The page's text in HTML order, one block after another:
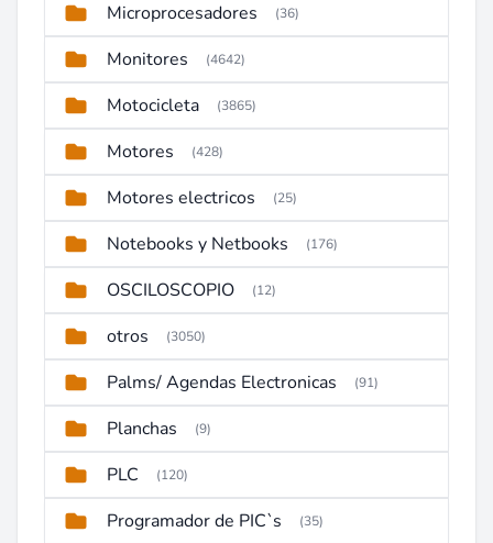
Microprocesadores (36)
Monitores (4642)
Motocicleta (3865)
Motores (428)
Motores electricos (25)
Notebooks y Netbooks (176)
OSCILOSCOPIO (12)
otros (3050)
Palms/ Agendas Electronicas (91)
Planchas (9)
PLC (120)
Programador de PIC`s (35)